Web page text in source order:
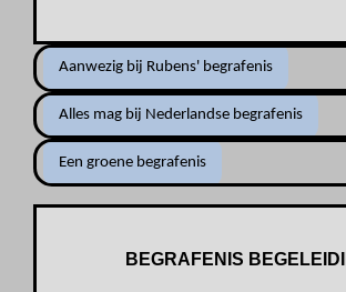
Aanwezig bij Rubens' begrafenis
Alles mag bij Nederlandse begrafenis
Een groene begrafenis
BEGRAFENIS